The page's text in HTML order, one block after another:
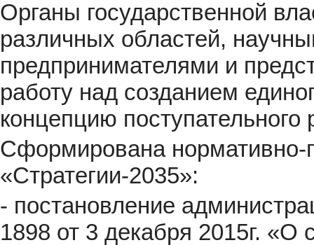
Органы государственной
различных областей,
предпринимателями и
работу над созданием
концепцию поступательного
Сформирована нормативно-
«Стратегии-2035»:
- постановление
1898 от 3 декабря 2015г. «О